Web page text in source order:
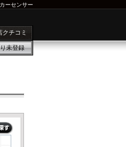
ーセンサー
クチコミ
未登録